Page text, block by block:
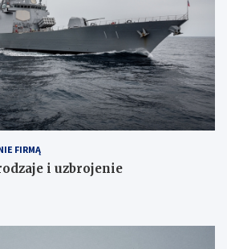
FIRMĄ
i uzbrojenie